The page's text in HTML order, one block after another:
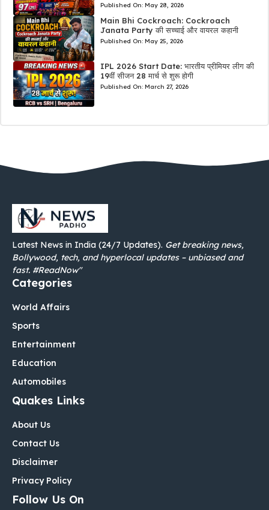
Published On: May 28, 2026
Main Bhi Cockroach: Cockroach
Janata Party की सच्चाई और वायरल कहानी
Published On: May 25, 2026
IPL 2026 Start Date: भारतीय प्रीमियर लीग की
19वीं सीजन 28 मार्च से शुरू होगी
Published On: March 27, 2026
Latest News in India (24/7 Updates). Get breaking news,
Bollywood, tech, and hyperlocal updates – unbiased and
fast. #ReadNow"
Categories
World Affairs
Sports
Entertainment
Education
Automobiles
Quakes Links
About Us
Contact Us
Disclaimer
Privacy Policy
Follow Us On